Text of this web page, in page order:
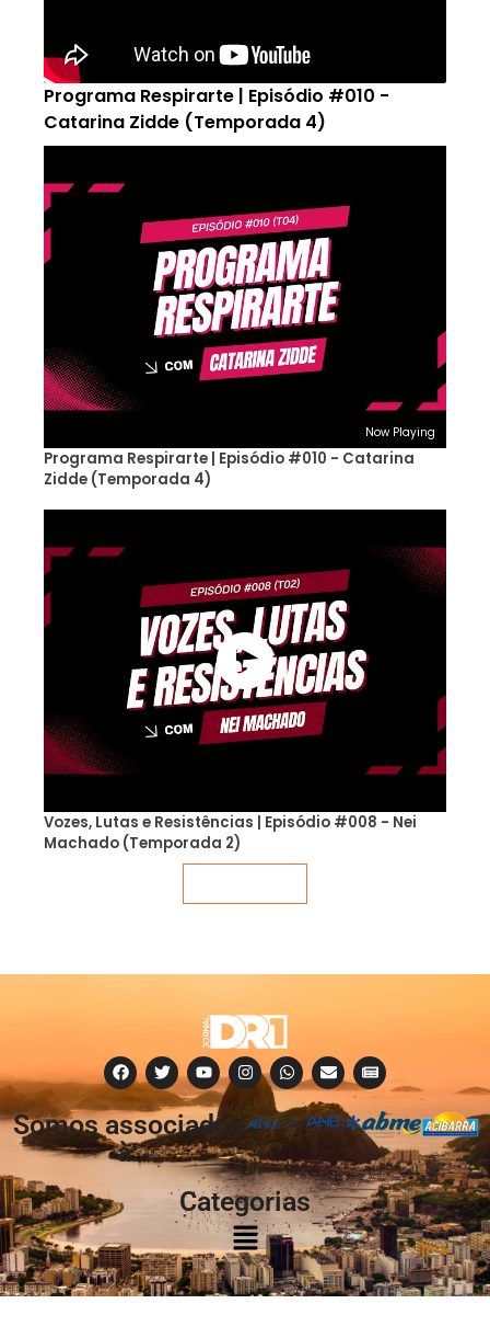
Programa Respirarte | Episódio #010 -
Catarina Zidde (Temporada 4)
Now Playing
Programa Respirarte | Episódio #010 - Catarina
Zidde (Temporada 4)
Vozes, Lutas e Resistências | Episódio #008 - Nei
Machado (Temporada 2)
Somos associados
à:
Categorias